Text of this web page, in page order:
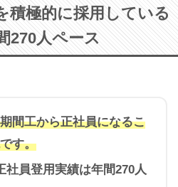
積極的に採用している
270人ペース
間工から正社員になるこ
す。
社員登用実績は年間270人